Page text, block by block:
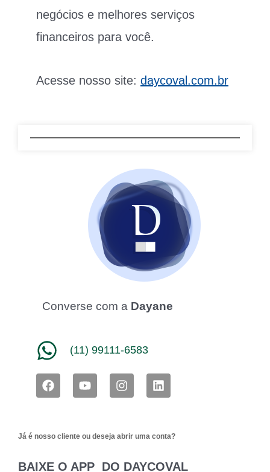
negócios e melhores serviços
financeiros para você.
Acesse nosso site: daycoval.com.br
Converse com a Dayane
(11) 99111-6583
F
a
o
k
Y
o
b
I
n
g
a
L
i
d
n
Já é nosso cliente ou deseja abrir uma conta?
BAIXE O APP DO DAYCOVAL